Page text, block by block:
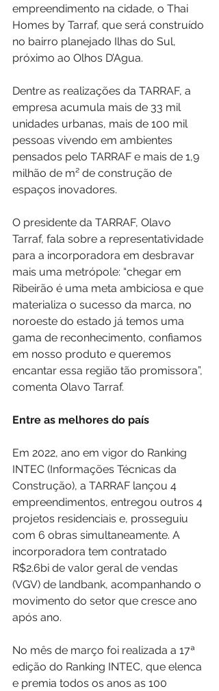
empreendimento na cidade, o Thai
Homes by Tarraf, que será construído
no bairro planejado Ilhas do Sul,
próximo ao Olhos D’Agua.
Dentre as realizações da TARRAF, a
empresa acumula mais de 33 mil
unidades urbanas, mais de 100 mil
pessoas vivendo em ambientes
pensados pelo TARRAF e mais de 1,9
milhão de m² de construção de
espaços inovadores.
O presidente da TARRAF, Olavo
Tarraf, fala sobre a representatividade
para a incorporadora em desbravar
mais uma metrópole: “chegar em
Ribeirão é uma meta ambiciosa e que
materializa o sucesso da marca, no
noroeste do estado já temos uma
gama de reconhecimento, confiamos
em nosso produto e queremos
encantar essa região tão promissora”,
comenta Olavo Tarraf.
Entre as melhores do país
Em 2022, ano em vigor do Ranking
INTEC (Informações Técnicas da
Construção), a TARRAF lançou 4
empreendimentos, entregou outros 4
projetos residenciais e, prosseguiu
com 6 obras simultaneamente. A
incorporadora tem contratado
R$2.6bi de valor geral de vendas
(VGV) de landbank, acompanhando o
movimento do setor que cresce ano
após ano.
No mês de março foi realizada a 17ª
edição do Ranking INTEC, que elenca
e premia todos os anos as 100